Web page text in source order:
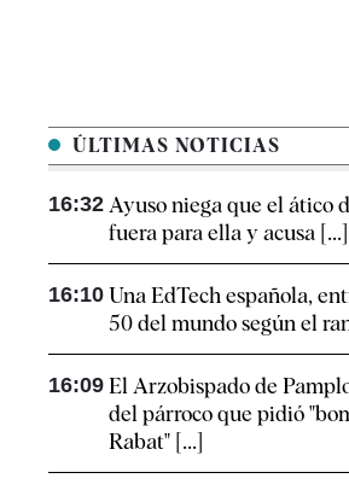
ÚLTIMAS NOTICIAS
16:32 Ayuso niega que el ático
fuera para ella y acusa [...]
16:10 Una EdTech española,
50 del mundo según el
16:09 El Arzobispado de
del párroco que pidió
Rabat" [...]